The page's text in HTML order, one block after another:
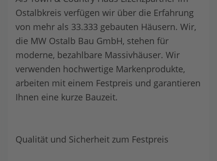
Ostalbkreis verfügen wir über die Erfahrung
von mehr als 33.333 gebauten Häusern. Wir,
die MW Ostalb Bau GmbH, stehen für
moderne, bezahlbare Massivhäuser. Wir
verwenden hochwertige Markenprodukte,
arbeiten mit einem Festpreis und garantieren
Ihnen eine kurze Bauzeit.
Qualität und Sicherheit zum Festpreis